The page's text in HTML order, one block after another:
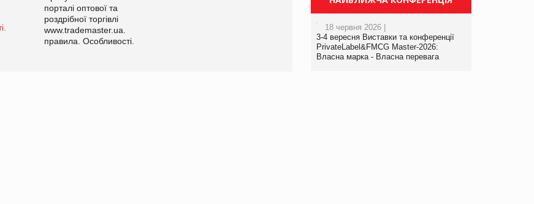
порталі оптової та
роздрібної торгівлі
www.trademaster.ua.
правила. Особливості.
www.trademaster.ua.
правила. Особливості.
18 червня 2026 |
3-4 вересня Виставки та конференції
PrivateLabel&FMCG Master-2026:
Власна марка - Власна перевага